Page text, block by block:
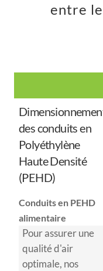
entre
des conduits en
Polyéthylène
Haute Densité
(PEHD)
Conduits en PEHD
alimentaire
Pour assurer une
qualité d'air
optimale, nos